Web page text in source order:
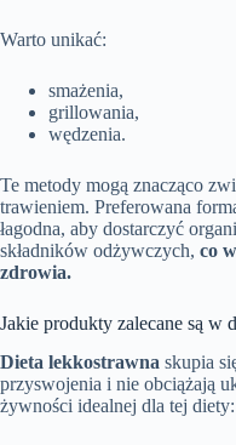
Warto unikać:
smażenia,
grillowania,
wędzenia.
Te metody mogą znacząco
trawieniem. Preferowana
łagodna, aby dostarczyć
składników odżywczych, co
zdrowia.
Jakie produkty zalecane są w
Dieta lekkostrawna skupia
przyswojenia i nie obciążają
żywności idealnej dla tej diety: